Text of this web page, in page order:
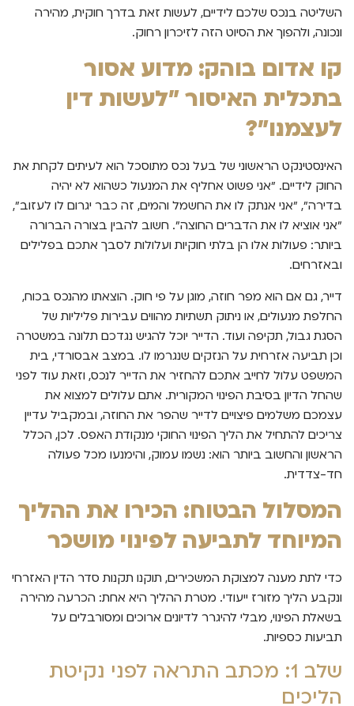
השליטה בנכס שלכם לידיים, לעשות זאת בדרך חוקית, מהירה
ונכונה, ולהפוך את הסיוט הזה לזיכרון רחוק.
קו אדום בוהק: מדוע אסור
בתכלית האיסור "לעשות דין
לעצמנו"?
האינסטינקט הראשוני של בעל נכס מתוסכל הוא לעיתים לקחת את
החוק לידיים. "אני פשוט אחליף את המנעול כשהוא לא יהיה
בדירה", "אני אנתק לו את החשמל והמים, זה כבר יגרום לו לעזוב",
"אני אוציא לו את הדברים החוצה". חשוב להבין בצורה הברורה
ביותר: פעולות אלו הן בלתי חוקיות ועלולות לסבך אתכם בפלילים
ובאזרחים.
דייר, גם אם הוא מפר חוזה, מוגן על פי חוק. הוצאתו מהנכס בכוח,
החלפת מנעולים, או ניתוק תשתיות מהווים עבירות פליליות של
הסגת גבול, תקיפה ועוד. הדייר יוכל להגיש נגדכם תלונה במשטרה
וכן תביעה אזרחית על הנזקים שנגרמו לו. במצב אבסורדי, בית
המשפט עלול לחייב אתכם להחזיר את הדייר לנכס, וזאת עוד לפני
שהחל הדיון בסיבת הפינוי המקורית. אתם עלולים למצוא את
עצמכם משלמים פיצויים לדייר שהפר את החוזה, ובמקביל עדיין
צריכים להתחיל את הליך הפינוי החוקי מנקודת האפס. לכן, הכלל
הראשון והחשוב ביותר הוא: נשמו עמוק, והימנעו מכל פעולה
חד-צדדית.
המסלול הבטוח: הכירו את ההליך
המיוחד לתביעה לפינוי מושכר
כדי לתת מענה למצוקת המשכירים, תוקנו תקנות סדר הדין האזרחי
ונקבע הליך מזורז ייעודי. מטרת ההליך היא אחת: הכרעה מהירה
בשאלת הפינוי, מבלי להיגרר לדיונים ארוכים ומסורבלים על
תביעות כספיות.
שלב 1: מכתב התראה לפני נקיטת
הליכים